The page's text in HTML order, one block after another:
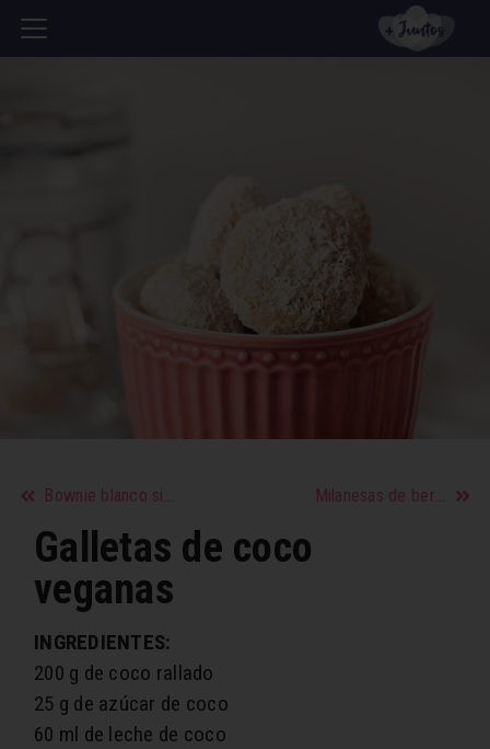
Bownie blanco sin azúcar Milanesas de berenjena veganas
Galletas de coco
veganas
INGREDIENTES:
200 g de coco rallado
25 g de azúcar de coco
60 ml de leche de coco